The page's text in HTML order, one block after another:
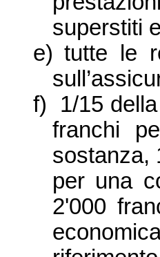
superstiti
e) tutte le
f)
1/15
franchi
sostanza,
per una
2'000